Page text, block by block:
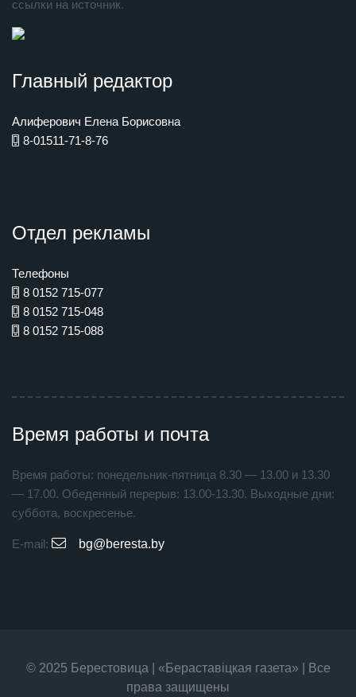
ссылки на источник.
Главный редактор
Алиферович Елена Борисовна
8-01511-71-8-76
Отдел рекламы
Телефоны
8 0152 715-077
8 0152 715-048
8 0152 715-088
Время работы и почта
Время работы: понедельник-пятница 8.30 — 13.00 и 13.30
— 17.00. Обеденный перерыв: 13.00-13.30. Выходные дни:
суббота, воскресенье.
E-mail: bg@beresta.by
© 2025 Берестовица | «Бераставiцкая газета» | Все
права защищены